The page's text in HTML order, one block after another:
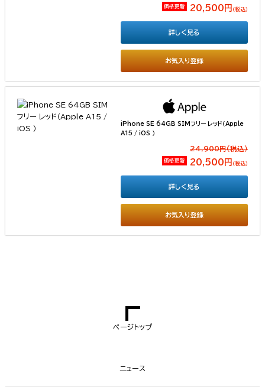
価格更新 20,500円 （税込）
お気入り登録
詳しく見る
iPhone SE 64GB SIMフリー レッド（Apple
A15 / iOS ）
24,900円(税込）
価格更新 20,500円 （税込）
お気入り登録
詳しく見る
ページトップ
ニュース